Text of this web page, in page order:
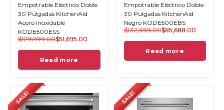
Empotrable Eléctrico Doble
30 Pulgadas KitchenAid
Acero Inoxidable
KODE500ESS
$129,999.00$51,695.00
Read more
Empotrable Eléctrico Doble
30 Pulgadas KitchenAid
Negro KODE500EBS
$132,999.00$85,688.00
Read more
SALE! SALE!